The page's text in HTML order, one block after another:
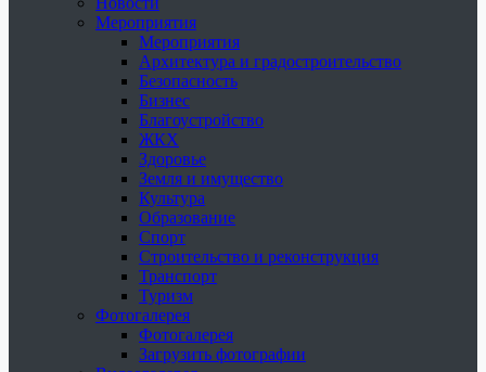
Мероприятия
Мероприятия
Архитектура и градостроительство
Безопасность
Бизнес
Благоустройство
ЖКХ
Здоровье
Земля и имущество
Культура
Образование
Спорт
Строительство и реконструкция
Транспорт
Туризм
Фотогалерея
Фотогалерея
Загрузить фотографии